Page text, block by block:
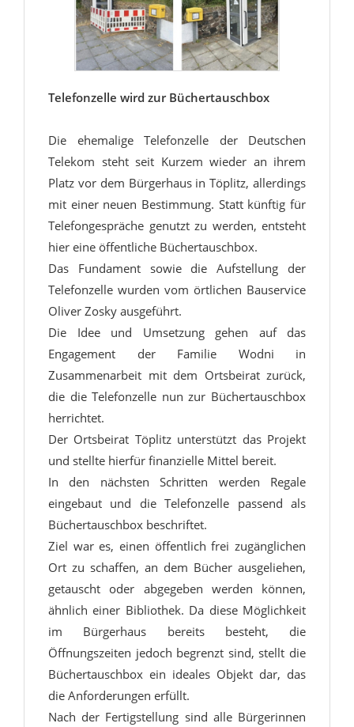
Telefonzelle wird zur Büchertauschbox
Die ehemalige Telefonzelle der Deutschen
Telekom steht seit Kurzem wieder an ihrem
Platz vor dem Bürgerhaus in Töplitz, allerdings
mit einer neuen Bestimmung. Statt künftig für
Telefongespräche genutzt zu werden, entsteht
hier eine öffentliche Büchertauschbox.
Das Fundament sowie die Aufstellung der
Telefonzelle wurden vom örtlichen Bauservice
Oliver Zosky ausgeführt.
Die Idee und Umsetzung gehen auf das
Engagement der Familie Wodni in
Zusammenarbeit mit dem Ortsbeirat zurück,
die die Telefonzelle nun zur Büchertauschbox
herrichtet.
Der Ortsbeirat Töplitz unterstützt das Projekt
und stellte hierfür finanzielle Mittel bereit.
In den nächsten Schritten werden Regale
eingebaut und die Telefonzelle passend als
Büchertauschbox beschriftet.
Ziel war es, einen öffentlich frei zugänglichen
Ort zu schaffen, an dem Bücher ausgeliehen,
getauscht oder abgegeben werden können,
ähnlich einer Bibliothek. Da diese Möglichkeit
im Bürgerhaus bereits besteht, die
Öffnungszeiten jedoch begrenzt sind, stellt die
Büchertauschbox ein ideales Objekt dar, das
die Anforderungen erfüllt.
Nach der Fertigstellung sind alle Bürgerinnen